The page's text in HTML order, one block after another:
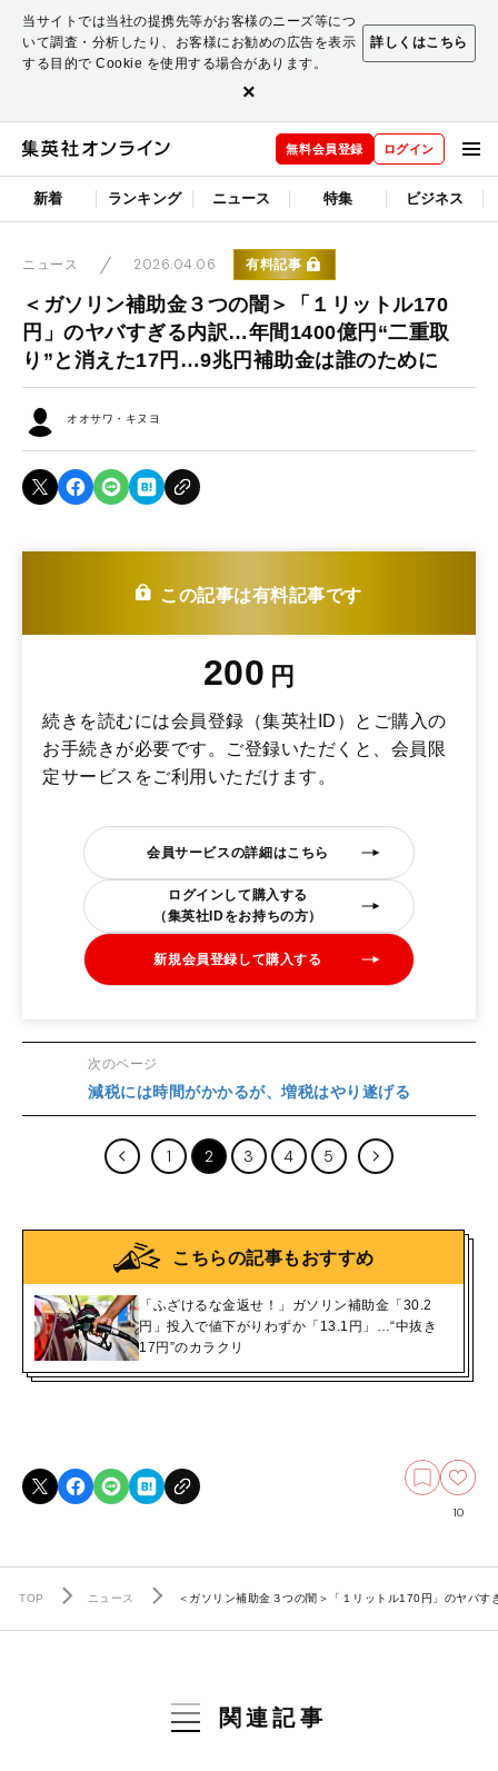
当サイトでは当社の提携先等がお客様のニーズ等につ
いて調査・分析したり、お客様にお勧めの広告を表示
する目的で Cookie を使用する場合があります。
詳しくはこちら
×
無料会員登録 ログイン
新着 ランキング ニュース 特集 ビジネス
ニュース 2026.04.06 有料記事
＜ガソリン補助金３つの闇＞「１リットル170
円」のヤバすぎる内訳…年間1400億円“二重取
り”と消えた17円…9兆円補助金は誰のために
オオサワ・キヌヨ
この記事は有料記事です
200 円
続きを読むには会員登録（集英社ID）とご購入の
お手続きが必要です。ご登録いただくと、会員限
定サービスをご利用いただけます。
会員サービスの詳細はこちら
ログインして購入する
（集英社IDをお持ちの方）
新規会員登録して購入する
次のページ
減税には時間がかかるが、増税はやり遂げる
1 2 3 4 5
こちらの記事もおすすめ
「ふざけるな金返せ！」ガソリン補助金「30.2
円」投入で値下がりわずか「13.1円」…“中抜き
17円”のカラクリ
10
TOP ニュース ＜ガソリン補助金３つの闇＞「１リットル170円」のヤバ
関連記事